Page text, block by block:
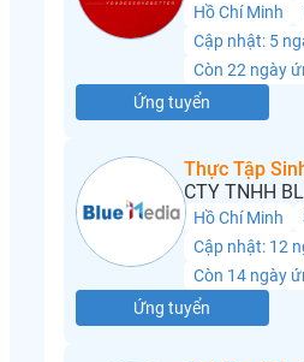
Hồ Chí Minh
Cập nhật: 5
Còn 22 ngày
Ứng tuyển
Thực Tập
CTY TNHH
Hồ Chí Minh
Cập nhật: 12
Còn 14 ngày
Ứng tuyển